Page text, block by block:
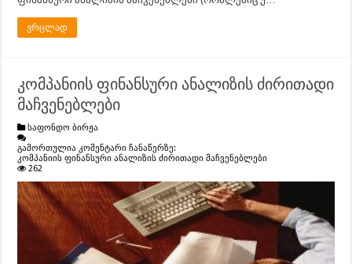
ვრცლად
კომპანიის ფინანსური ანალიზის ძირითადი
მაჩვენებლები
საფონდო ბირჟა
გამორთულია კომენტარი ჩანაწერზე:
კომპანიის ფინანსური ანალიზის ძირითადი მაჩვენებლები
262